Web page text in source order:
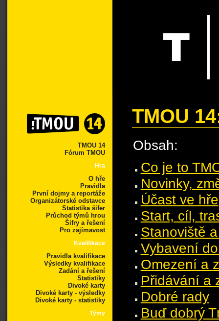
TMOU 14
Fórum TMOU
Hra
O hře
Pravidla
První dojmy a reportáže
Organizátorské odstavce
Statistika šifer
Průchod týmů hrou
Šifry a řešení
Pro zajímavost
Kvalifikace
Pravidla kvalifikace
Výsledky kvalifikace
Zadání a řešení
Statistiky
Divoké karty
Divoké karty - výsledky
Divoké karty - statistiky
Týmy
TMOU
Obsah:
Co je to
Novinky,
Účast ve hře
Start, cíl,
Stanoviště
Vybavení
Omezení a
Přidávání a
Dobré rady
Buď dobrý